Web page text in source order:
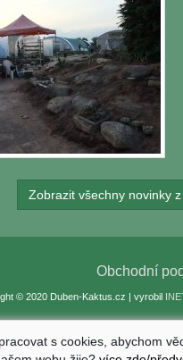
Zobrazit všechny novinky
Obchodní
© 2020 Duben-Kaktus.cz | vyrobil
s cookies, abychom